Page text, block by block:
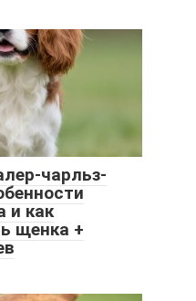
чарльз-
и как
щенка +